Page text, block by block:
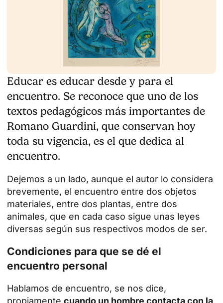
Educar es educar desde y para el
encuentro. Se reconoce que uno de los
textos pedagógicos más importantes de
Romano Guardini, que conservan hoy
toda su vigencia, es el que dedica al
encuentro.
Dejemos a un lado, aunque el autor lo considera
brevemente, el encuentro entre dos objetos
materiales, entre dos plantas, entre dos
animales, que en cada caso sigue unas leyes
diversas según sus respectivos modos de ser.
Condiciones para que se dé el
encuentro personal
Hablamos de encuentro, se nos dice,
propiamente cuando un hombre contacta con la